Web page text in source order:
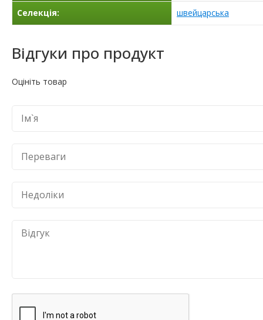
Селекція: швейцарська
Відгуки про продукт
Оцініть товар